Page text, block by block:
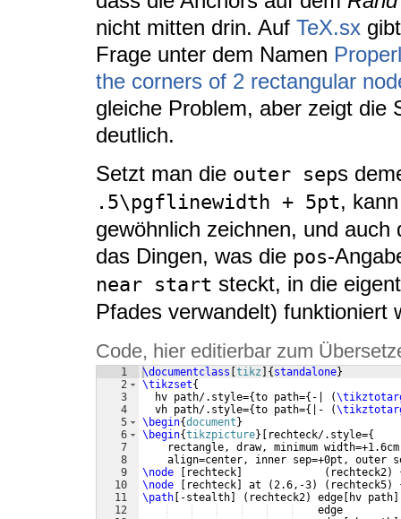
nicht mitten drin. Auf TeX.sx
Frage unter dem Namen
the corners of 2 rectangular
gleiche Problem, aber zeigt die
deutlich.
Setzt man die outer seps
.5\pgflinewidth + 5pt,
gewöhnlich zeichnen, und
das Dingen, was die pos-
near start steckt, in die
Pfades verwandelt) funktioniert
Code, hier editierbar zum
1
2
3
4
5
6
7
8
9
10
11
12
\documentclass tikz { standalone}
\tikzset{
  hv path/.style=
{to path={ -| (
  vh path/.style=
{to path={ |- (
\begin{document }
\begin{tikzpicture} rechteck/.style={
rectangle, draw, minimum
align=center, inner sep=+0pt, outer
\node
rechteck ( rechteck2)
\node
rechteck at (2.6,-3) ( rechteck5)
\path
-stealth ( rechteck2) edge hv path
edge